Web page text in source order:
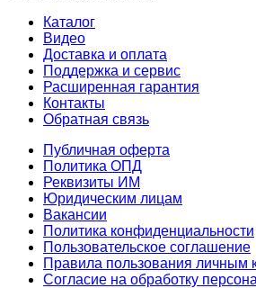
Каталог
Видео
Доставка и оплата
Поддержка и сервис
Расширенная гарантия
Контакты
Обратная связь
Публичная оферта
Политика ОПД
Реквизиты ИМ
Юридическим лицам
Вакансии
Политика конфиденциальности
Пользовательское соглашение
Правила пользования личным
Согласие на обработку